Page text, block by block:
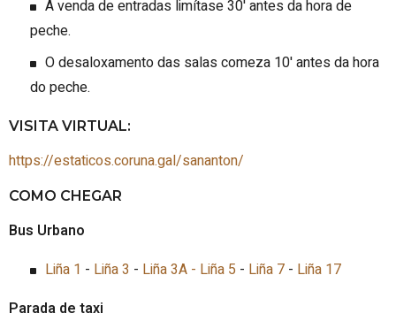
A venda de entradas limítase 30' antes da hora de
peche.
O desaloxamento das salas comeza 10' antes da hora
do peche.
VISITA VIRTUAL:
https://estaticos.coruna.gal/sananton/
COMO CHEGAR
Bus Urbano
Liña 1 - Liña 3 - Liña 3A - Liña 5 - Liña 7 - Liña 17
Parada de taxi